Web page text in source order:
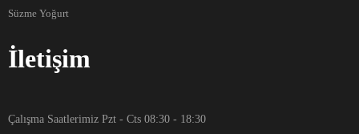
Süzme Yoğurt
İletişim
Çalışma Saatlerimiz Pzt - Cts 08:30 - 18:30